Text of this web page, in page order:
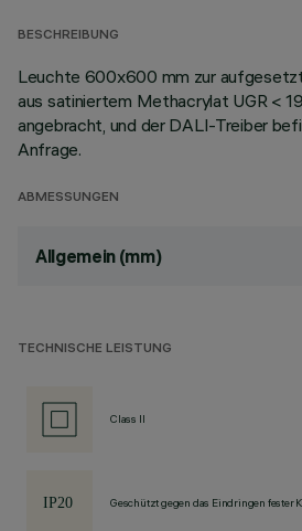
BESCHREIBUNG
Leuchte 600x600 mm zur
aus satiniertem Methacrylat UGR <
angebracht, und der DALI-Treiber
Anfrage.
ABMESSUNGEN
Allgemein (mm)
TECHNISCHE LEISTUNG
Class II
Geschützt gegen das Eindringen fester